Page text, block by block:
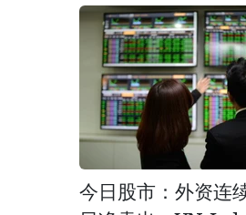
今日股市：外资连